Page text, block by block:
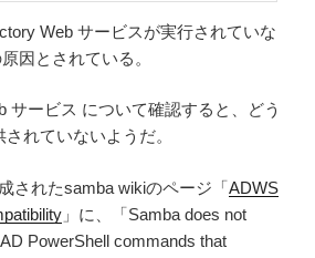
Web サービスが実行されていな
因とされている。
サービス について確認すると、どう
れていないようだ。
されたsamba wikiのページ「ADWS
」に、「Samba does not
PowerShell commands that